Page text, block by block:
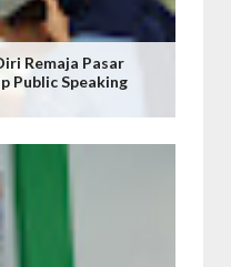
Remaja Pasar
Public Speaking